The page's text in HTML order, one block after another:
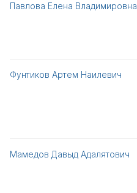
Павлова Елена Владимировна
Фунтиков Артем Наилевич
Мамедов Давыд Адалятович